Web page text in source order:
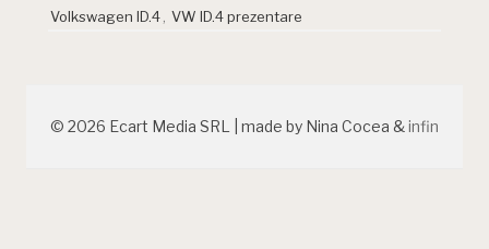
Volkswagen ID.4
VW ID.4 prezentare
© 2026 Ecart Media SRL | made by Nina Cocea &infin